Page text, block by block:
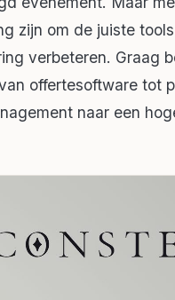
zijn om de juiste
verbeteren. Graag
offertesoftware tot
naar een